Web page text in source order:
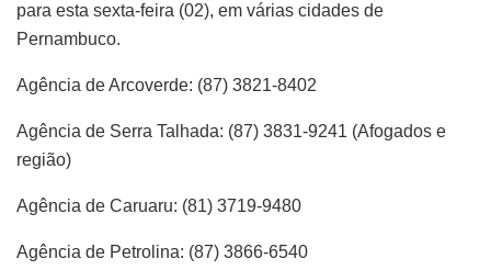
para esta sexta-feira (02), em várias cidades de
Pernambuco.
Agência de Arcoverde: (87) 3821-8402
Agência de Serra Talhada: (87) 3831-9241 (Afogados e
região)
Agência de Caruaru: (81) 3719-9480
Agência de Petrolina: (87) 3866-6540